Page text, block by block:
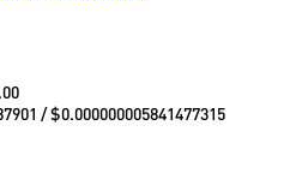
/ $0.000000005841477315